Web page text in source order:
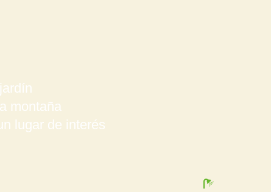
montaña
lugar de interés